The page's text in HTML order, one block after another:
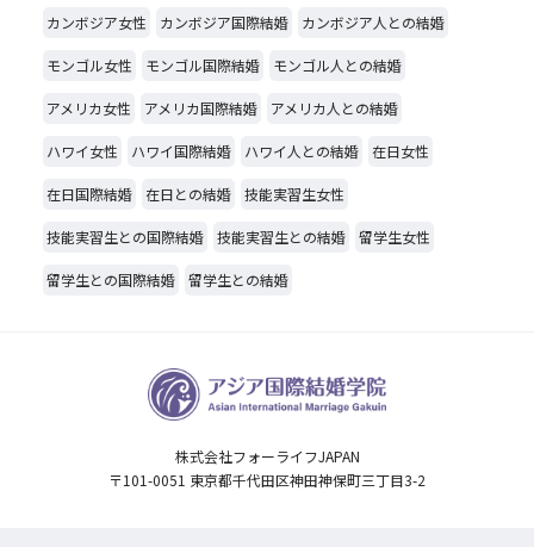
カンボジア女性 カンボジア国際結婚 カンボジア人との結婚
モンゴル女性 モンゴル国際結婚 モンゴル人との結婚
アメリカ女性 アメリカ国際結婚 アメリカ人との結婚
ハワイ女性 ハワイ国際結婚 ハワイ人との結婚 在日女性
在日国際結婚 在日との結婚 技能実習生女性
技能実習生との国際結婚 技能実習生との結婚 留学生女性
留学生との国際結婚 留学生との結婚
株式会社フォーライフJAPAN
〒101-0051 東京都千代田区神田神保町三丁目3-2